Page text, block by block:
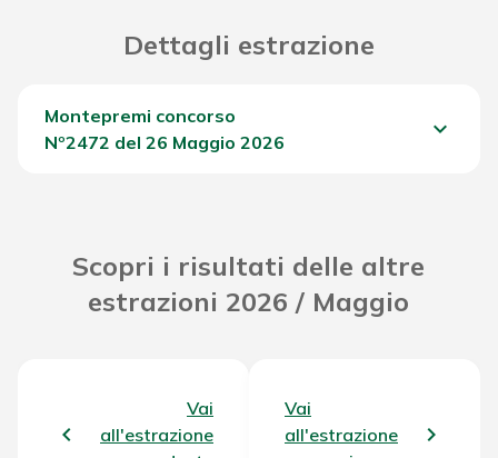
Dettagli estrazione
Montepremi concorso
Nº2472 del 26 Maggio 2026
keyboard_arrow_down
Scopri i risultati delle altre
estrazioni 2026 / Maggio
Vai
all'estrazione
Vai
all'estrazione